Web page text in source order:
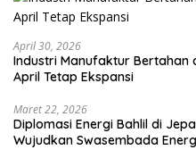
April 30, 2026
Industri Manufaktur Bertahan
April Tetap Ekspansi
Maret 22, 2026
Diplomasi Energi Bahlil di
Wujudkan Swasembada